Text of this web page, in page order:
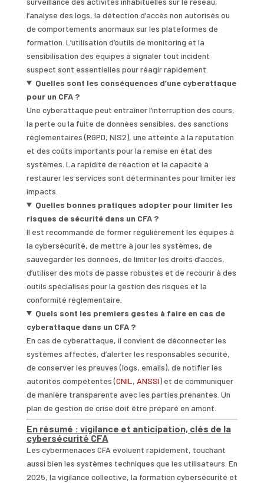
l’analyse des logs, la détection d’accès non autorisés ou
de comportements anormaux sur les plateformes de
formation. L’utilisation d’outils de monitoring et la
sensibilisation des équipes à signaler tout incident
suspect sont essentielles pour réagir rapidement.
Quelles sont les conséquences d’une cyberattaque
pour un CFA ?
Une cyberattaque peut entraîner l’interruption des cours,
la perte ou la fuite de données sensibles, des sanctions
réglementaires (RGPD, NIS2), une atteinte à la réputation
et des coûts importants pour la remise en état des
systèmes. La rapidité de réaction et la capacité à
restaurer les services sont déterminantes pour limiter les
impacts.
Quelles bonnes pratiques adopter pour limiter les
risques de sécurité dans un CFA ?
Il est recommandé de former régulièrement les équipes à
la cybersécurité, de mettre à jour les systèmes, de
sauvegarder les données, de limiter les droits d’accès,
d’utiliser des mots de passe robustes et de recourir à des
outils spécialisés pour la gestion des risques et la
conformité réglementaire.
Quels sont les premiers gestes à faire en cas de
cyberattaque dans un CFA ?
En cas de cyberattaque, il convient de déconnecter les
systèmes affectés, d’alerter les responsables sécurité,
de conserver les preuves (logs, emails), de notifier les
autorités compétentes (CNIL, ANSSI) et de communiquer
de manière transparente avec les parties prenantes. Un
plan de gestion de crise doit être préparé en amont.
En résumé : vigilance et anticipation, clés de la
cybersécurité CFA
Les cybermenaces CFA évoluent rapidement, touchant
aussi bien les systèmes techniques que les utilisateurs. En
2025, la vigilance collective, la formation cybersécurité et